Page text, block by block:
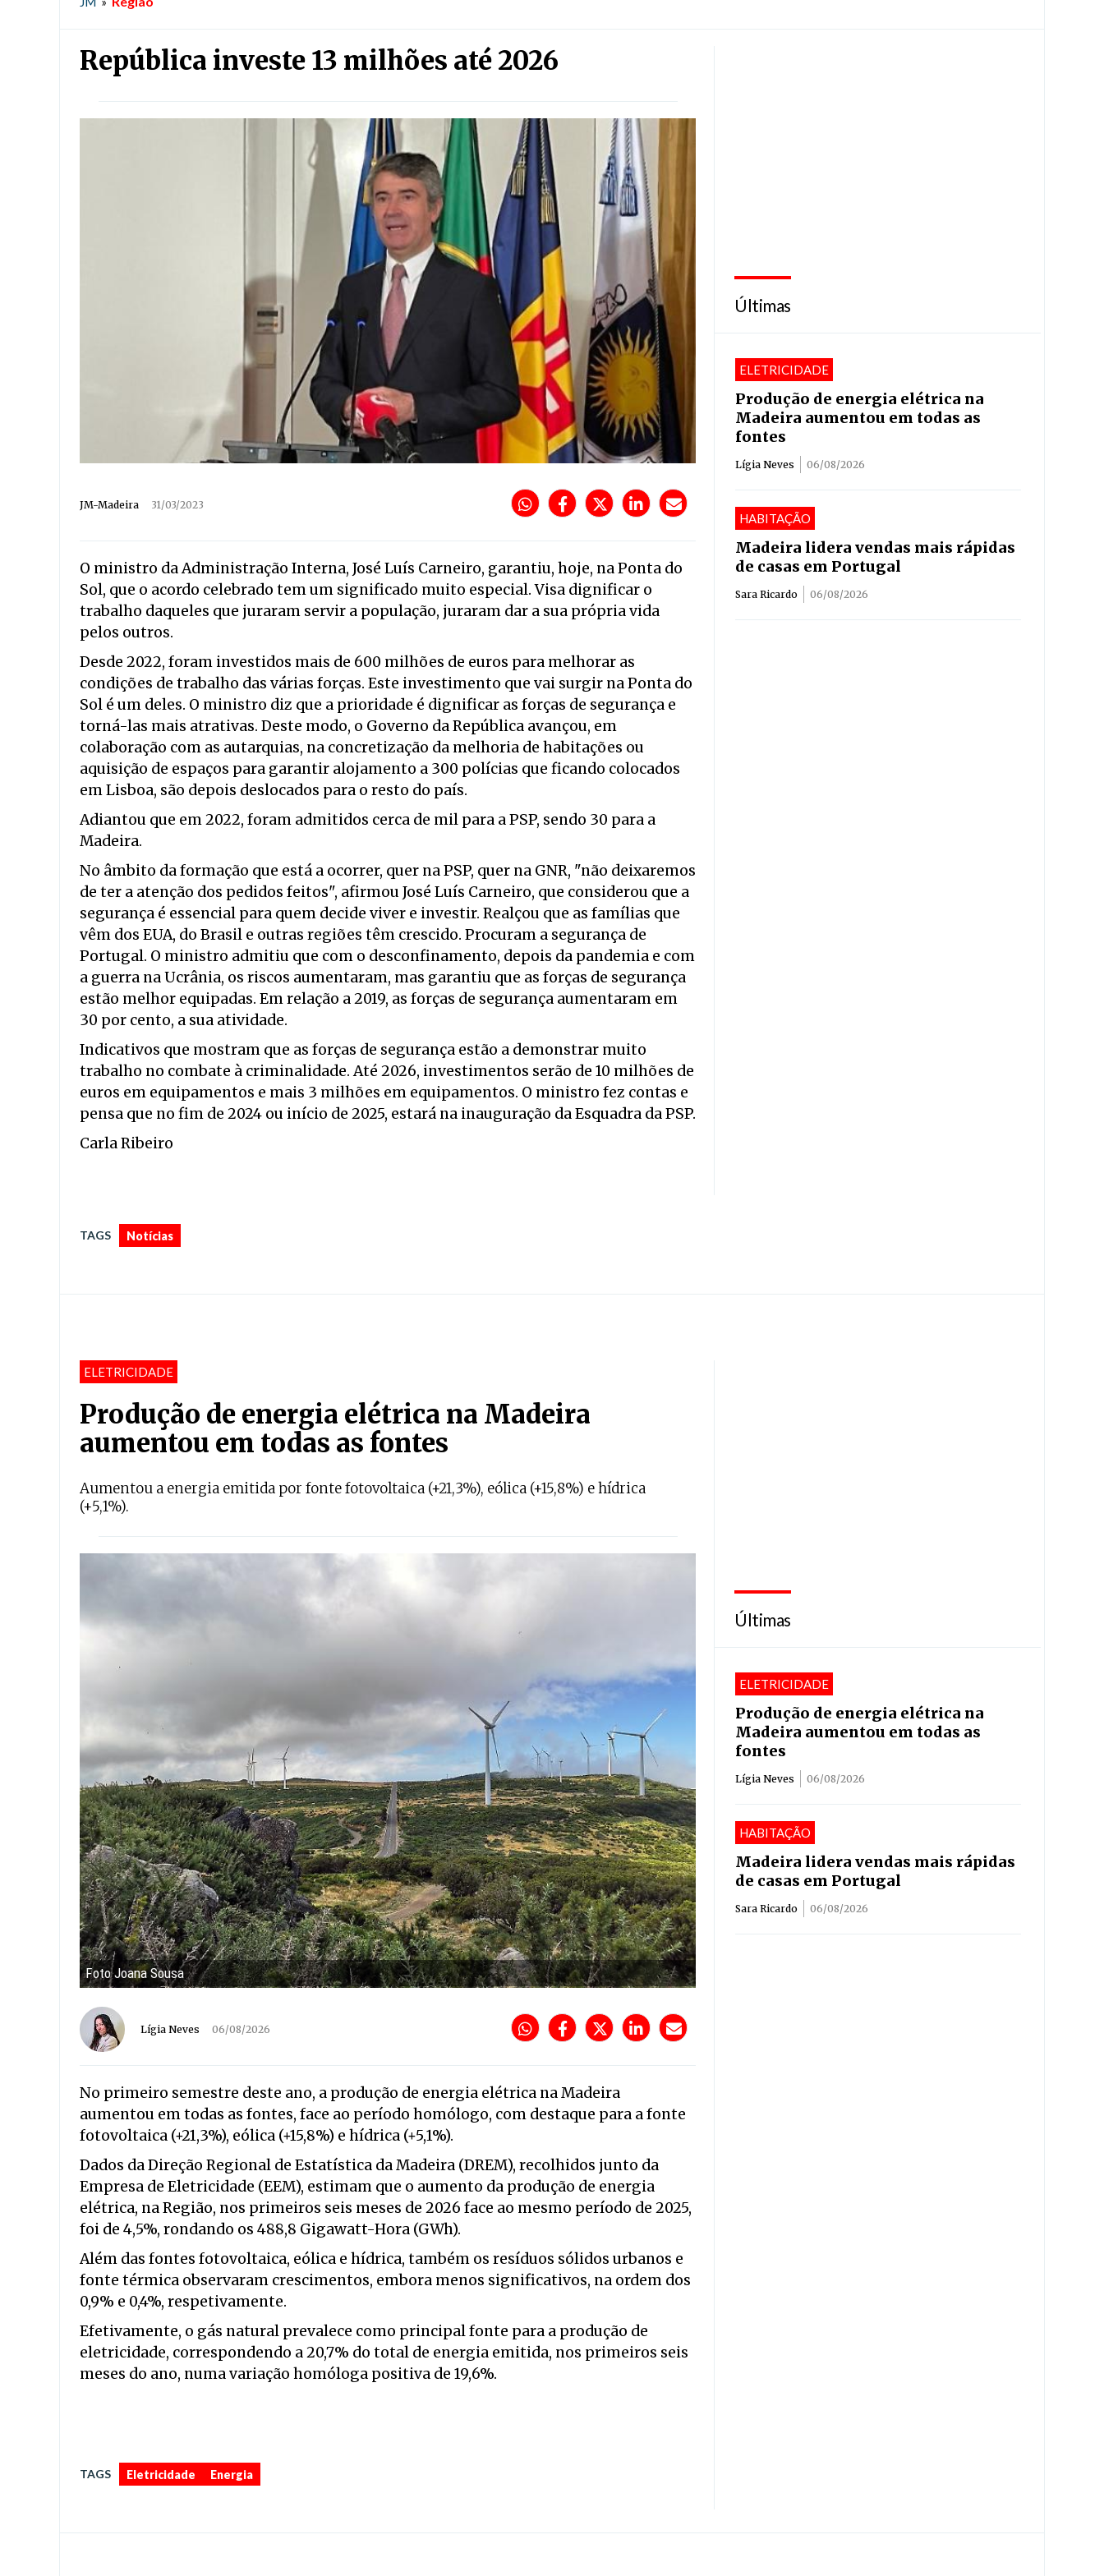
República investe 13 milhões até 2026
JM-Madeira 31/03/2023
O ministro da Administração Interna, José Luís Carneiro, garantiu, hoje, na Ponta do
Sol, que o acordo celebrado tem um significado muito especial. Visa dignificar o
trabalho daqueles que juraram servir a população, juraram dar a sua própria vida
pelos outros.
Desde 2022, foram investidos mais de 600 milhões de euros para melhorar as
condições de trabalho das várias forças. Este investimento que vai surgir na Ponta do
Sol é um deles. O ministro diz que a prioridade é dignificar as forças de segurança e
torná-las mais atrativas. Deste modo, o Governo da República avançou, em
colaboração com as autarquias, na concretização da melhoria de habitações ou
aquisição de espaços para garantir alojamento a 300 polícias que ficando colocados
em Lisboa, são depois deslocados para o resto do país.
Adiantou que em 2022, foram admitidos cerca de mil para a PSP, sendo 30 para a
Madeira.
No âmbito da formação que está a ocorrer, quer na PSP, quer na GNR, "não deixaremos
de ter a atenção dos pedidos feitos", afirmou José Luís Carneiro, que considerou que a
segurança é essencial para quem decide viver e investir. Realçou que as famílias que
vêm dos EUA, do Brasil e outras regiões têm crescido. Procuram a segurança de
Portugal. O ministro admitiu que com o desconfinamento, depois da pandemia e com
a guerra na Ucrânia, os riscos aumentaram, mas garantiu que as forças de segurança
estão melhor equipadas. Em relação a 2019, as forças de segurança aumentaram em
30 por cento, a sua atividade.
Indicativos que mostram que as forças de segurança estão a demonstrar muito
trabalho no combate à criminalidade. Até 2026, investimentos serão de 10 milhões de
euros em equipamentos e mais 3 milhões em equipamentos. O ministro fez contas e
pensa que no fim de 2024 ou início de 2025, estará na inauguração da Esquadra da PSP.
Carla Ribeiro
TAGS Notícias
Últimas
ELETRICIDADE
Produção de energia elétrica na
Madeira aumentou em todas as
fontes
Lígia Neves 06/08/2026
HABITAÇÃO
Madeira lidera vendas mais rápidas
de casas em Portugal
Sara Ricardo 06/08/2026
ELETRICIDADE
Produção de energia elétrica na Madeira
aumentou em todas as fontes
Aumentou a energia emitida por fonte fotovoltaica (+21,3%), eólica (+15,8%) e hídrica
(+5,1%).
Foto Joana Sousa
Lígia Neves 06/08/2026
No primeiro semestre deste ano, a produção de energia elétrica na Madeira
aumentou em todas as fontes, face ao período homólogo, com destaque para a fonte
fotovoltaica (+21,3%), eólica (+15,8%) e hídrica (+5,1%).
Dados da Direção Regional de Estatística da Madeira (DREM), recolhidos junto da
Empresa de Eletricidade (EEM), estimam que o aumento da produção de energia
elétrica, na Região, nos primeiros seis meses de 2026 face ao mesmo período de 2025,
foi de 4,5%, rondando os 488,8 Gigawatt-Hora (GWh).
Além das fontes fotovoltaica, eólica e hídrica, também os resíduos sólidos urbanos e
fonte térmica observaram crescimentos, embora menos significativos, na ordem dos
0,9% e 0,4%, respetivamente.
Efetivamente, o gás natural prevalece como principal fonte para a produção de
eletricidade, correspondendo a 20,7% do total de energia emitida, nos primeiros seis
meses do ano, numa variação homóloga positiva de 19,6%.
TAGS Eletricidade Energia
Últimas
ELETRICIDADE
Produção de energia elétrica na
Madeira aumentou em todas as
fontes
Lígia Neves 06/08/2026
HABITAÇÃO
Madeira lidera vendas mais rápidas
de casas em Portugal
Sara Ricardo 06/08/2026